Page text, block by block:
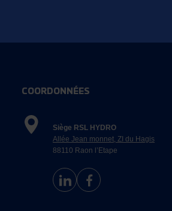
COORDONNÉES
Siège RSL HYDRO
Allée Jean monnet, ZI du Hagis
88110 Raon l’Etape